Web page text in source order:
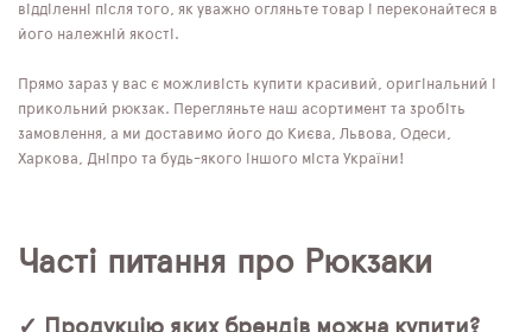
відділенні після того, як уважно огляньте товар і переконайтеся в
його належній якості.
Прямо зараз у вас є можливість купити красивий, оригінальний і
прикольний рюкзак. Перегляньте наш асортимент та зробіть
замовлення, а ми доставимо його до Києва, Львова, Одеси,
Харкова, Дніпро та будь-якого іншого міста України!
Часті питання про Рюкзаки
✓ Продукцію яких брендів можна купити?